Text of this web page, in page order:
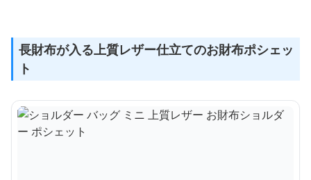
長財布が入る上質レザー仕立てのお財布ポシェッ
ト